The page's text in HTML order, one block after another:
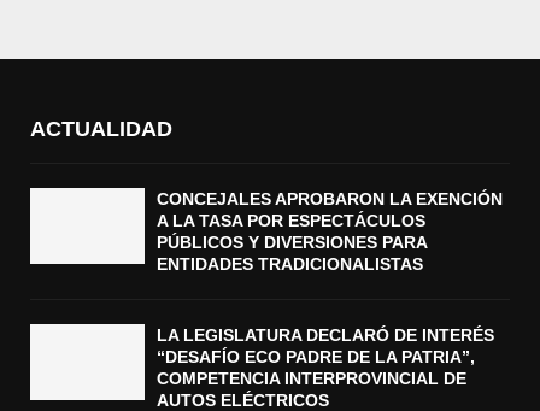
ACTUALIDAD
CONCEJALES APROBARON LA EXENCIÓN
A LA TASA POR ESPECTÁCULOS
PÚBLICOS Y DIVERSIONES PARA
ENTIDADES TRADICIONALISTAS
LA LEGISLATURA DECLARÓ DE INTERÉS
“DESAFÍO ECO PADRE DE LA PATRIA”,
COMPETENCIA INTERPROVINCIAL DE
AUTOS ELÉCTRICOS